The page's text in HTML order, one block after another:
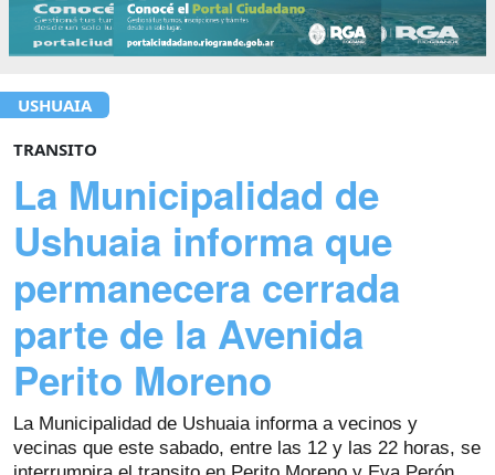
USHUAIA
TRANSITO
La Municipalidad de
Ushuaia informa que
permanecera cerrada
parte de la Avenida
Perito Moreno
La Municipalidad de Ushuaia informa a vecinos y
vecinas que este sabado, entre las 12 y las 22 horas, se